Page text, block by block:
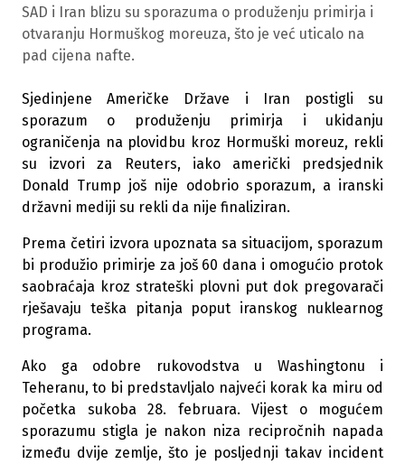
SAD i Iran blizu su sporazuma o produženju primirja i
otvaranju Hormuškog moreuza, što je već uticalo na
pad cijena nafte.
Sjedinjene Američke Države i Iran postigli su
sporazum o produženju primirja i ukidanju
ograničenja na plovidbu kroz Hormuški moreuz, rekli
su izvori za Reuters, iako američki predsjednik
Donald Trump još nije odobrio sporazum, a iranski
državni mediji su rekli da nije finaliziran.
Prema četiri izvora upoznata sa situacijom, sporazum
bi produžio primirje za još 60 dana i omogućio protok
saobraćaja kroz strateški plovni put dok pregovarači
rješavaju teška pitanja poput iranskog nuklearnog
programa.
Ako ga odobre rukovodstva u Washingtonu i
Teheranu, to bi predstavljalo najveći korak ka miru od
početka sukoba 28. februara. Vijest o mogućem
sporazumu stigla je nakon niza recipročnih napada
između dvije zemlje, što je posljednji takav incident